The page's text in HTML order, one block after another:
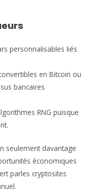
personnalisables liés
en Bitcoin ou
bancaires
RNG puisque
seulement davantage
économiques
parles cryptosites